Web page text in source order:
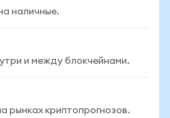
наличные.
и между блокчейнами.
рынках криптопрогнозов.